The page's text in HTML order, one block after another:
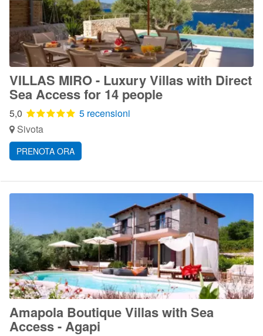
VILLAS MIRO - Luxury Villas with Direct
Sea Access for 14 people
5,0
5 recensioni
Sivota
PRENOTA ORA
Amapola Boutique Villas with Sea
Access - Agapi